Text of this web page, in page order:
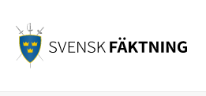
innehåll